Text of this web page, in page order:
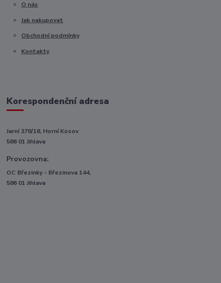
O nás
Jak nakupovat
Obchodní podmínky
Kontakty
Korespondenční adresa
Jarní 378/18, Horní Kosov
586 01 Jihlava
Provozovna:
OC Březinky - Březinova 144,
586 01 Jihlava